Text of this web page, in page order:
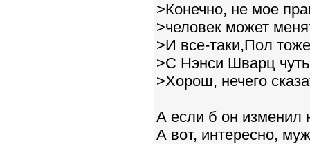
>Конечно, не мое
>человек может
>И все-таки,Пол
>С Нэнси Шварц
>Хорош, нечего
А если б он изменил
А вот, интересно,